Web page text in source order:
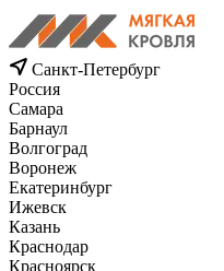
Санкт-Петербург
Россия
Самара
Барнаул
Волгоград
Воронеж
Екатеринбург
Ижевск
Казань
Краснодар
Красноярск